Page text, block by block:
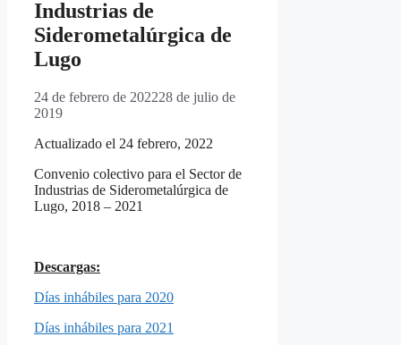
Industrias de
Siderometalúrgica de
Lugo
24 de febrero de 202228 de julio de
2019
Actualizado el 24 febrero, 2022
Convenio colectivo para el Sector de
Industrias de Siderometalúrgica de
Lugo, 2018 – 2021
Descargas:
Días inhábiles para 2020
Días inhábiles para 2021